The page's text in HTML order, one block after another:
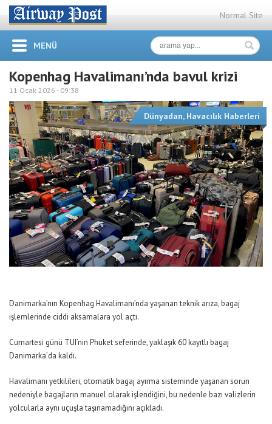
Normal Site
MENÜ
Kopenhag Havalimanı’nda bavul krizi
11 Ocak 2026 - 09:38
Dünyadan, Havacılık Haberleri
Danimarka’nın Kopenhag Havalimanı’nda yaşanan teknik arıza, bagaj
işlemlerinde ciddi aksamalara yol açtı.
Cumartesi günü TUI’nin Phuket seferinde, yaklaşık 60 kayıtlı bagaj
Danimarka’da kaldı.
Havalimanı yetkilileri, otomatik bagaj ayırma sisteminde yaşanan sorun
nedeniyle bagajların manuel olarak işlendiğini, bu nedenle bazı valizlerin
yolcularla aynı uçuşla taşınamadığını açıkladı.